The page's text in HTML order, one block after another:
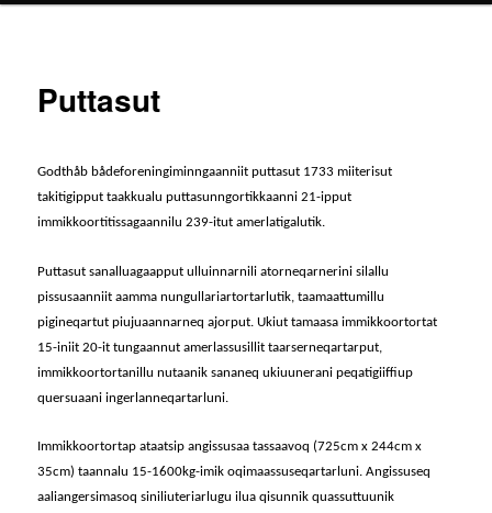
Puttasut
Godthåb bådeforeningiminngaanniit puttasut 1733 miiterisut
takitigipput taakkualu puttasunngortikkaanni 21-ipput
immikkoortitissagaannilu 239-itut amerlatigalutik.
Puttasut sanalluagaapput ulluinnarnili atorneqarnerini silallu
pissusaanniit aamma nungullariartortarlutik, taamaattumillu
pigineqartut piujuaannarneq ajorput. Ukiut tamaasa immikkoortortat
15-iniit 20-it tungaannut amerlassusillit taarserneqartarput,
immikkoortortanillu nutaanik sananeq ukiuunerani peqatigiiffiup
quersuaani ingerlanneqartarluni.
Immikkoortortap ataatsip angissusaa tassaavoq (725cm x 244cm x
35cm) taannalu 15-1600kg-imik oqimaassuseqartarluni. Angissuseq
aaliangersimasoq siniliuteriarlugu ilua qisunnik quassuttuunik